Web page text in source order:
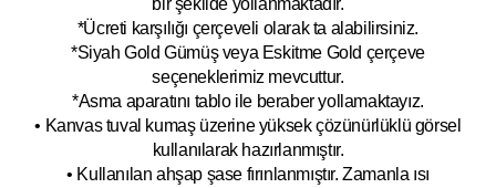
bir şekilde yollanmaktadır.
*Ücreti karşılığı çerçeveli olarak ta alabilirsiniz.
*Siyah Gold Gümüş veya Eskitme Gold çerçeve
seçeneklerimiz mevcuttur.
*Asma aparatını tablo ile beraber yollamaktayız.
• Kanvas tuval kumaş üzerine yüksek çözünürlüklü görsel
kullanılarak hazırlanmıştır.
• Kullanılan ahşap şase fırınlanmıştır. Zamanla ısı